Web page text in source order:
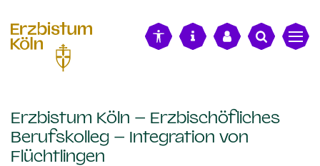
Erzbistum Köln – Erzbischöfliches
Berufskolleg – Integration von
Flüchtlingen